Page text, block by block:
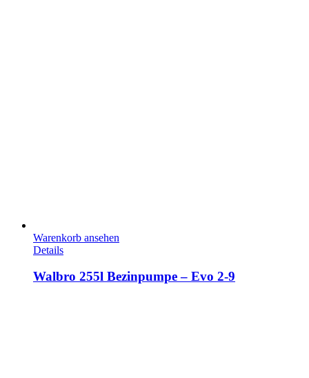
Warenkorb ansehen
Details
Walbro 255l Bezinpumpe – Evo 2-9